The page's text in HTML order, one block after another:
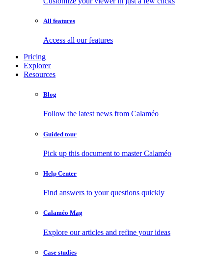
All features
Access all our features
Pricing
Explorer
Resources
Blog
Follow the latest news from Calaméo
Guided tour
Pick up this document to master Calaméo
Help Center
Find answers to your questions quickly
Calaméo Mag
Explore our articles and refine your ideas
Case studies